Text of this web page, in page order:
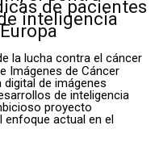
de pacientes
inteligencia
la lucha contra el cáncer
Imágenes de Cáncer
digital de imágenes
de inteligencia
proyecto
enfoque actual en el